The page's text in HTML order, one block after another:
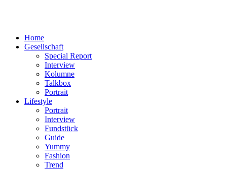
Home
Gesellschaft
Special Report
Interview
Kolumne
Talkbox
Portrait
Lifestyle
Portrait
Interview
Fundstück
Guide
Yummy
Fashion
Trend